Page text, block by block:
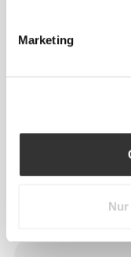
Marketing
Dies ist ein super